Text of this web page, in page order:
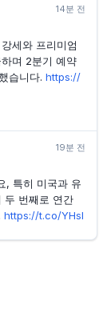
51분 전
51분 전
6,350달러 상당
대규모 사용자 과
14분 전
세와 프리미엄
며 2분기 예약
습니다. https://
19분 전
, 특히 미국과 유
두 번째로 연간
https://t.co/YHsI